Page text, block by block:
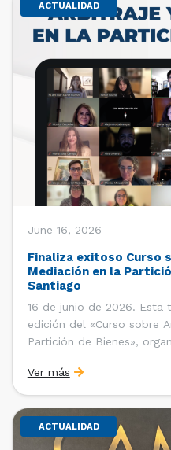
ACTUALIDAD
June 16, 2026
Finaliza exitoso Curso
Mediación en la
Santiago
16 de junio de 2026. Esta
edición del «Curso sobre
Partición de Bienes»,
Arbitraje y Mediación
de Santiago (CCS). El
Ver más
ACTUALIDAD